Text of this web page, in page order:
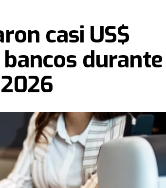
temática de largada de Fórmula 1,
próximos días las calles de la ciudad se
y contención espiritual a cada hogar,
saldrán por las ciudades en una gran
edición.
casi US$
durante